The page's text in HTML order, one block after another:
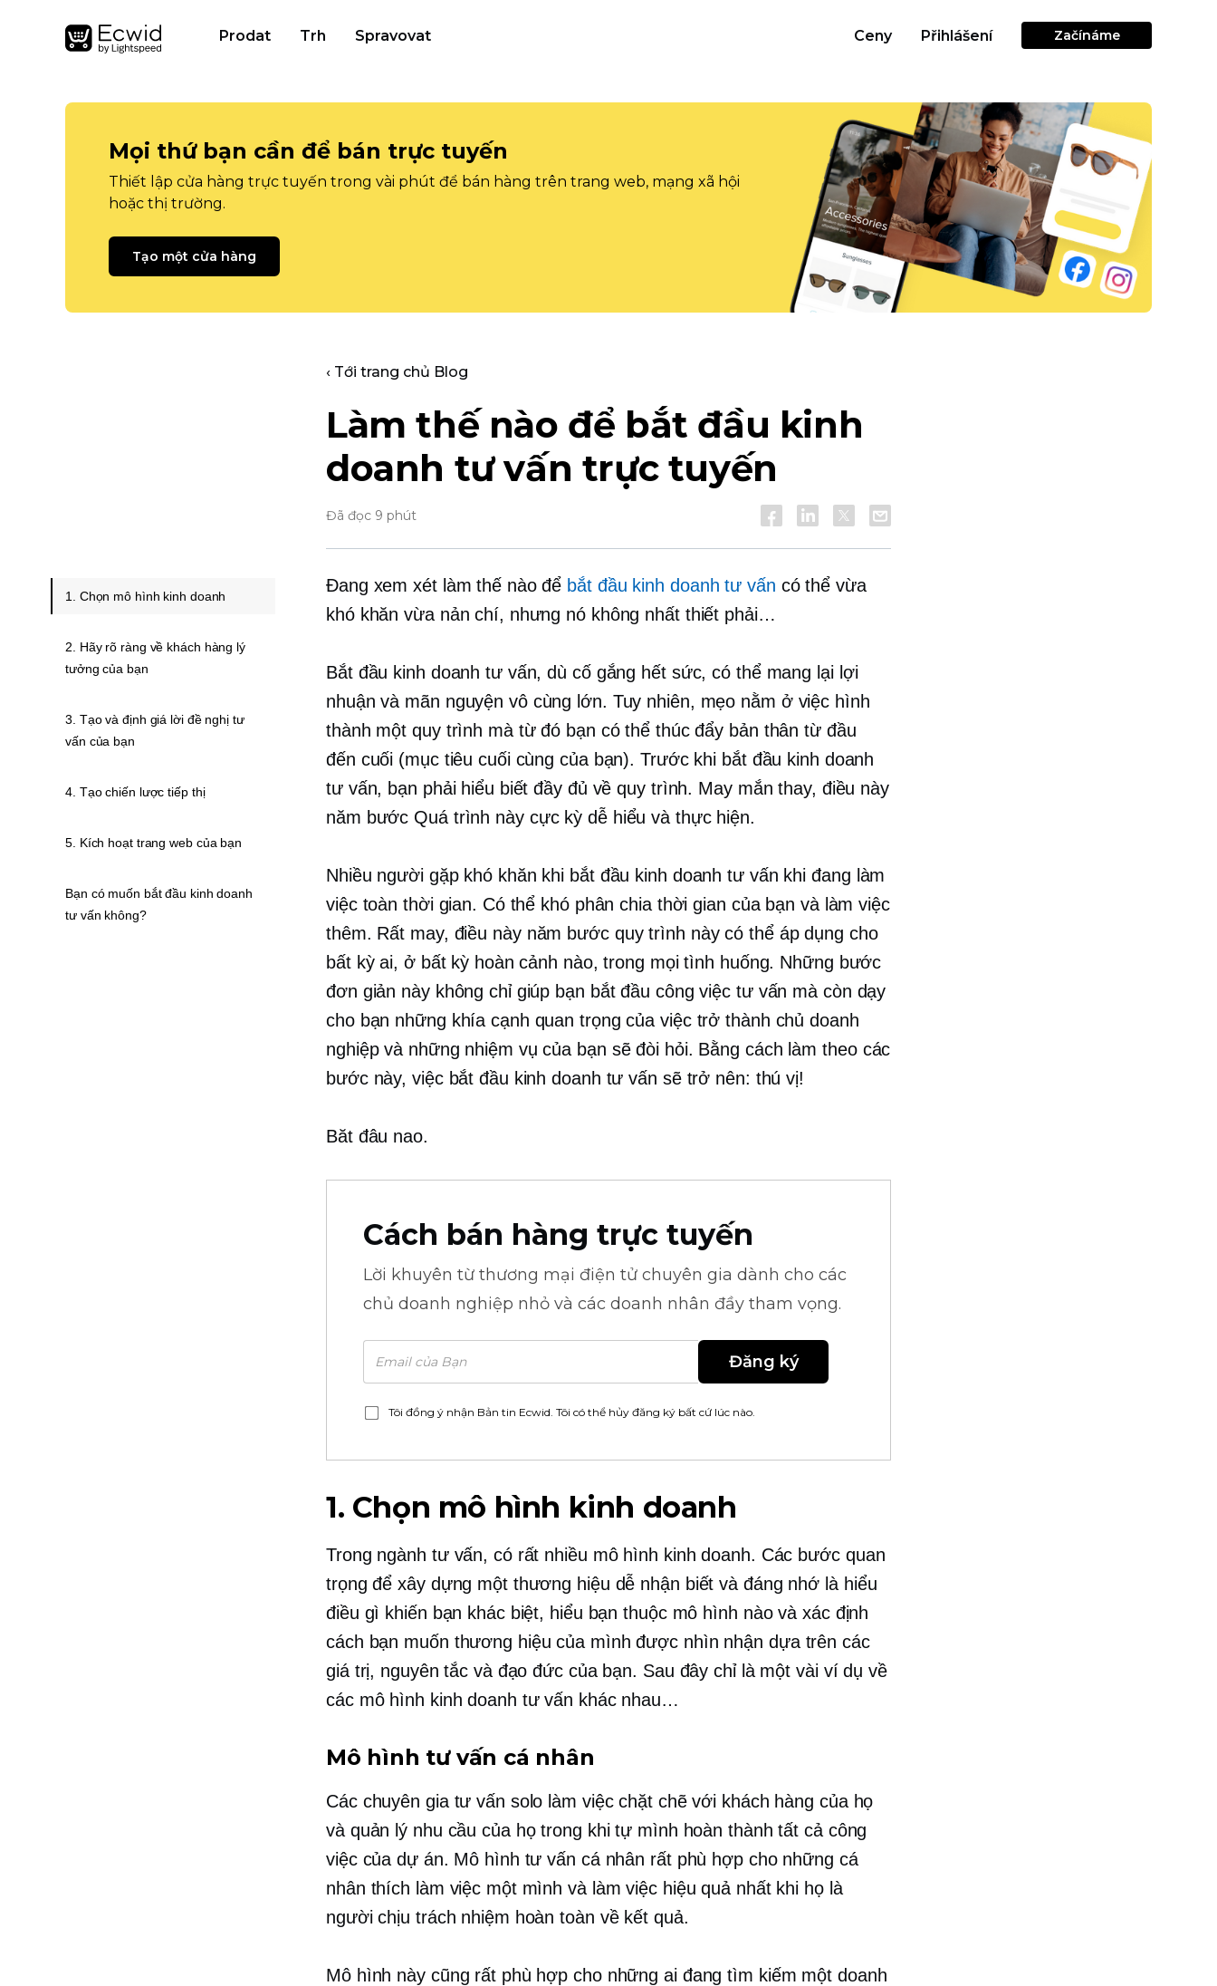
Prodat Trh Spravovat Ceny Přihlášení Začínáme
Mọi thứ bạn cần để bán trực tuyến
Thiết lập cửa hàng trực tuyến trong vài phút để bán hàng trên trang web, mạng xã hội
hoặc thị trường.
Tạo một cửa hàng
‹ Tới trang chủ Blog
Làm thế nào để bắt đầu kinh
doanh tư vấn trực tuyến
Đã đọc 9 phút
Đang xem xét làm thế nào để bắt đầu kinh doanh tư vấn có thể vừa
khó khăn vừa nản chí, nhưng nó không nhất thiết phải…
Bắt đầu kinh doanh tư vấn, dù cố gắng hết sức, có thể mang lại lợi
nhuận và mãn nguyện vô cùng lớn. Tuy nhiên, mẹo nằm ở việc hình
thành một quy trình mà từ đó bạn có thể thúc đẩy bản thân từ đầu
đến cuối (mục tiêu cuối cùng của bạn). Trước khi bắt đầu kinh doanh
tư vấn, bạn phải hiểu biết đầy đủ về quy trình. May mắn thay, điều này
năm bước Quá trình này cực kỳ dễ hiểu và thực hiện.
Nhiều người gặp khó khăn khi bắt đầu kinh doanh tư vấn khi đang làm
việc toàn thời gian. Có thể khó phân chia thời gian của bạn và làm việc
thêm. Rất may, điều này năm bướcquy trình này có thể áp dụng cho
bất kỳ ai, ở bất kỳ hoàn cảnh nào, trong mọi tình huống. Những bước
đơn giản này không chỉ giúp bạn bắt đầu công việc tư vấn mà còn dạy
cho bạn những khía cạnh quan trọng của việc trở thành chủ doanh
nghiệp và những nhiệm vụ của bạn sẽ đòi hỏi. Bằng cách làm theo các
bước này, việc bắt đầu kinh doanh tư vấn sẽ trở nên: thú vị!
Băt đâu nao.
Cách bán hàng trực tuyến
Lời khuyên từ thương mại điện tử chuyên gia dành cho các
chủ doanh nghiệp nhỏ và các doanh nhân đầy tham vọng.
Đăng ký
Tôi đồng ý nhận Bản tin Ecwid. Tôi có thể hủy đăng ký bất cứ lúc nào.
1. Chọn mô hình kinh doanh
Trong ngành tư vấn, có rất nhiều mô hình kinh doanh. Các bước quan
trọng để xây dựng một thương hiệu dễ nhận biết và đáng nhớ là hiểu
điều gì khiến bạn khác biệt, hiểu bạn thuộc mô hình nào và xác định
cách bạn muốn thương hiệu của mình được nhìn nhận dựa trên các
giá trị, nguyên tắc và đạo đức của bạn. Sau đây chỉ là một vài ví dụ về
các mô hình kinh doanh tư vấn khác nhau…
Mô hình tư vấn cá nhân
Các chuyên gia tư vấn solo làm việc chặt chẽ với khách hàng của họ
và quản lý nhu cầu của họ trong khi tự mình hoàn thành tất cả công
việc của dự án. Mô hình tư vấn cá nhân rất phù hợp cho những cá
nhân thích làm việc một mình và làm việc hiệu quả nhất khi họ là
người chịu trách nhiệm hoàn toàn về kết quả.
Mô hình này cũng rất phù hợp cho những ai đang tìm kiếm một doanh
1. Chọn mô hình kinh doanh
2. Hãy rõ ràng về khách hàng lý
tưởng của bạn
3. Tạo và định giá lời đề nghị tư
vấn của bạn
4. Tạo chiến lược tiếp thị
5. Kích hoạt trang web của bạn
Bạn có muốn bắt đầu kinh doanh
tư vấn không?